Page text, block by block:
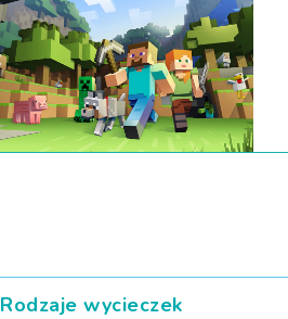
Rodzaje wycieczek